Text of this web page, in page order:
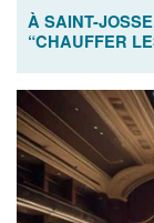
À SAINT-
“CHAUFFER